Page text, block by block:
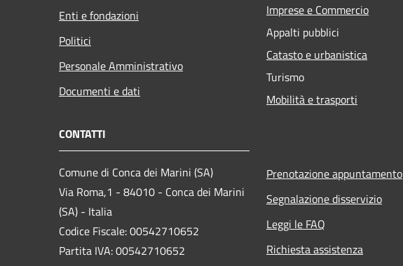
Enti e fondazioni
Politici
Personale Amministrativo
Documenti e dati
Imprese e Commercio
Appalti pubblici
Catasto e urbanistica
Turismo
Mobilità e trasporti
CONTATTI
Comune di Conca dei Marini (SA)
Via Roma,1 - 84010 - Conca dei Marini
(SA) - Italia
Codice Fiscale: 00542710652
Partita IVA: 00542710652
Prenotazione appuntamento
Segnalazione disservizio
Leggi le FAQ
Richiesta assistenza